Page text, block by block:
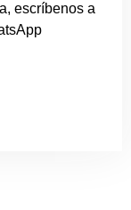
escríbenos a